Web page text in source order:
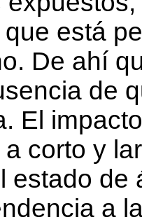
está
De ahí
de
El
corto y
estado de
a